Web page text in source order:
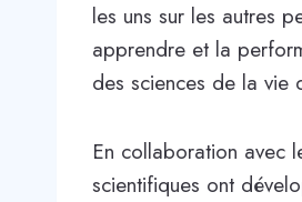
les uns sur les autres
apprendre et la
des sciences de la vie
En collaboration avec
scientifiques ont